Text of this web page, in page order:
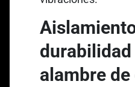
durabilidad
alambre